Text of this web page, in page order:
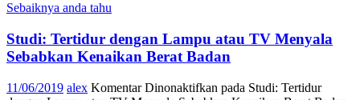
Sebaiknya anda tahu
Studi: Tertidur dengan Lampu atau TV Menyala
Sebabkan Kenaikan Berat Badan
11/06/2019 alex Komentar Dinonaktifkan pada Studi: Tertidur